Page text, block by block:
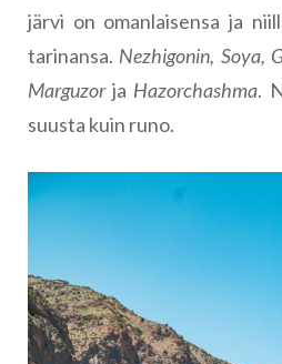
järvi on omanlaisensa ja
tarinansa. Nezhigonin, Soya,
Marguzorja Hazorchashma.
suusta kuin runo.